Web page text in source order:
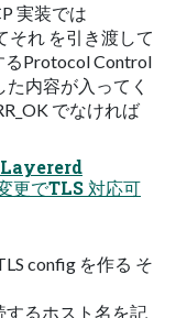
実装では
それ を引き渡して
るProtocol Control
内容が入ってく
でなければ
更でTLS 対応可
config を作る そ
するホスト名を記